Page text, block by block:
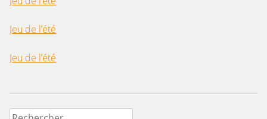
Jeu de l’été
Jeu de l’été
Rechercher :